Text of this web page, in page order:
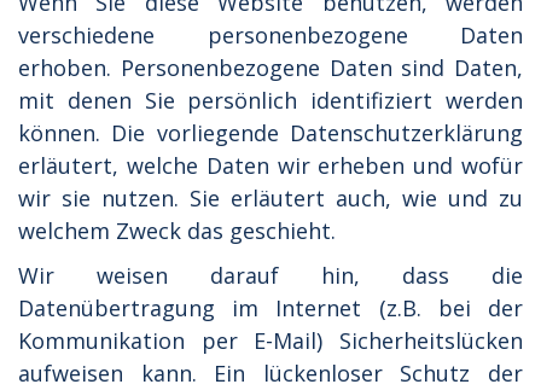
verschiedene personenbezogene Daten
erhoben. Personenbezogene Daten sind Daten,
mit denen Sie persönlich identifiziert werden
können. Die vorliegende Datenschutzerklärung
erläutert, welche Daten wir erheben und wofür
wir sie nutzen. Sie erläutert auch, wie und zu
welchem Zweck das geschieht.
Wir weisen darauf hin, dass die
Datenübertragung im Internet (z.B. bei der
Kommunikation per E-Mail) Sicherheitslücken
aufweisen kann. Ein lückenloser Schutz der